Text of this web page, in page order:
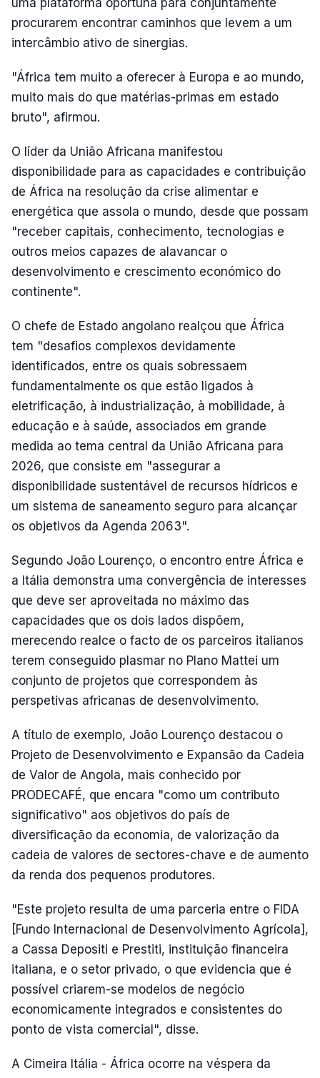
uma plataforma oportuna para conjuntamente
procurarem encontrar caminhos que levem a um
intercâmbio ativo de sinergias.
"África tem muito a oferecer à Europa e ao mundo,
muito mais do que matérias-primas em estado
bruto", afirmou.
O líder da União Africana manifestou
disponibilidade para as capacidades e contribuição
de África na resolução da crise alimentar e
energética que assola o mundo, desde que possam
"receber capitais, conhecimento, tecnologias e
outros meios capazes de alavancar o
desenvolvimento e crescimento económico do
continente".
O chefe de Estado angolano realçou que África
tem "desafios complexos devidamente
identificados, entre os quais sobressaem
fundamentalmente os que estão ligados à
eletrificação, à industrialização, à mobilidade, à
educação e à saúde, associados em grande
medida ao tema central da União Africana para
2026, que consiste em "assegurar a
disponibilidade sustentável de recursos hídricos e
um sistema de saneamento seguro para alcançar
os objetivos da Agenda 2063".
Segundo João Lourenço, o encontro entre África e
a Itália demonstra uma convergência de interesses
que deve ser aproveitada no máximo das
capacidades que os dois lados dispõem,
merecendo realce o facto de os parceiros italianos
terem conseguido plasmar no Plano Mattei um
conjunto de projetos que correspondem às
perspetivas africanas de desenvolvimento.
A título de exemplo, João Lourenço destacou o
Projeto de Desenvolvimento e Expansão da Cadeia
de Valor de Angola, mais conhecido por
PRODECAFÉ, que encara "como um contributo
significativo" aos objetivos do país de
diversificação da economia, de valorização da
cadeia de valores de sectores-chave e de aumento
da renda dos pequenos produtores.
"Este projeto resulta de uma parceria entre o FIDA
[Fundo Internacional de Desenvolvimento Agrícola],
a Cassa Depositi e Prestiti, instituição financeira
italiana, e o setor privado, o que evidencia que é
possível criarem-se modelos de negócio
economicamente integrados e consistentes do
ponto de vista comercial", disse.
A Cimeira Itália - África ocorre na véspera da